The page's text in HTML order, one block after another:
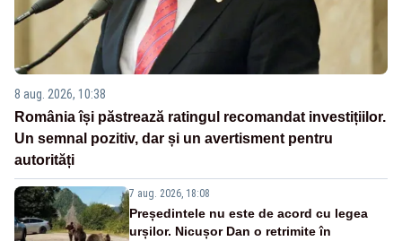
8 aug. 2026, 10:38
România își păstrează ratingul recomandat investițiilor.
Un semnal pozitiv, dar și un avertisment pentru
autorități
7 aug. 2026, 18:08
Președintele nu este de acord cu legea
urșilor. Nicușor Dan o retrimite în